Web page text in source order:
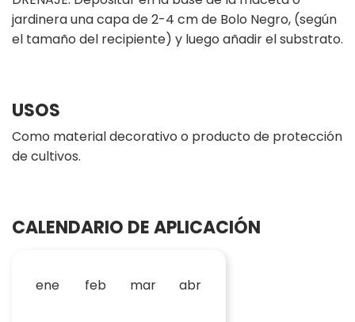
jardinera una capa de 2-4 cm de Bolo Negro, (según
el tamaño del recipiente) y luego añadir el substrato.
USOS
Como material decorativo o producto de protección
de cultivos.
CALENDARIO DE APLICACIÓN
ene feb mar abr